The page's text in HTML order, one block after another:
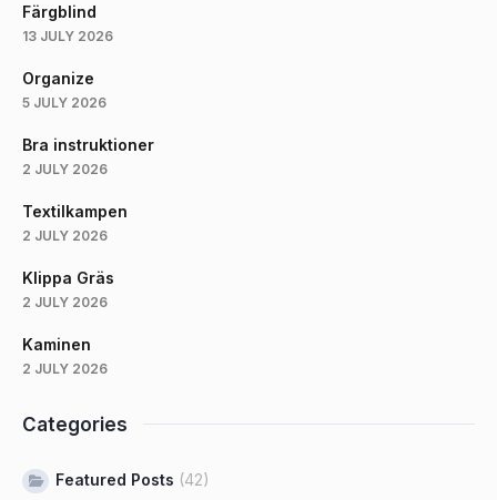
Färgblind
13 JULY 2026
Organize
5 JULY 2026
Bra instruktioner
2 JULY 2026
Textilkampen
2 JULY 2026
Klippa Gräs
2 JULY 2026
Kaminen
2 JULY 2026
Categories
Featured Posts (42)